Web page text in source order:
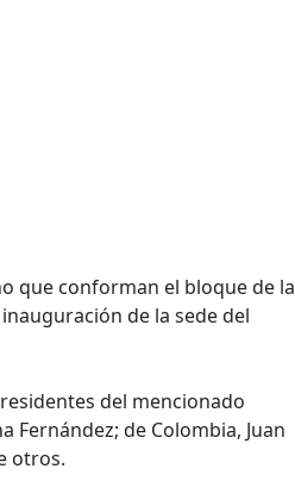
que conforman el bloque de la
de la sede del
del mencionado
de Colombia, Juan
otros.